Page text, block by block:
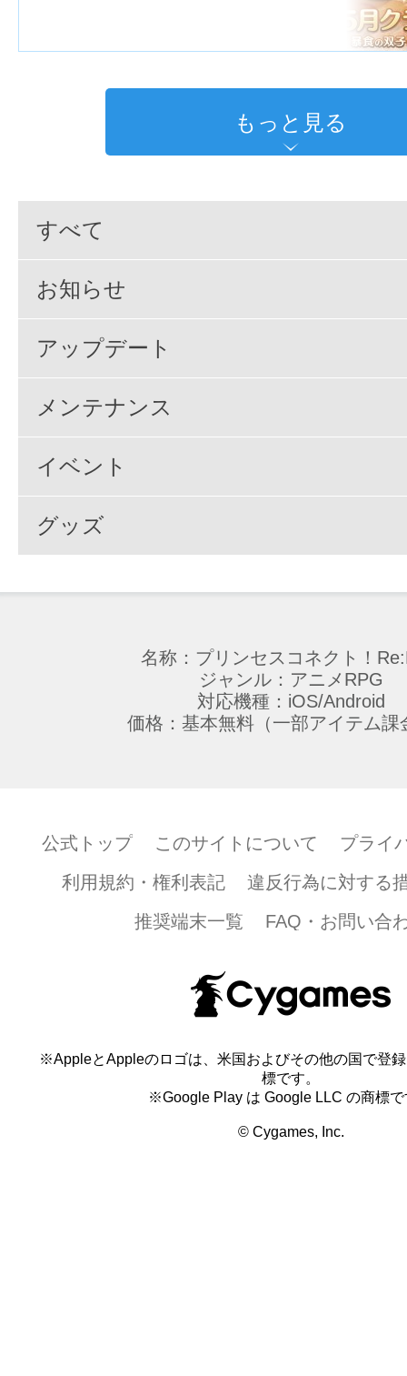
もっと見る
すべて
お知らせ
アップデート
メンテナンス
イベント
グッズ
名称：プリンセスコネクト！
ジャンル：アニメRPG
対応機種：iOS/Android
価格：基本無料（一部アイテム課
公式トップ このサイトについて
プライ
利用規約・権利表記
違反行為に対する
推奨端末一覧
FAQ・お問い合
※AppleとAppleのロゴは、米国およびその他の国で登
標です。
※Google Play は Google LLC の商標で
© Cygames, Inc.